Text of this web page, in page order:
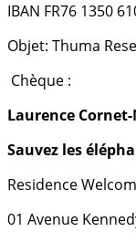
IBAN FR76 1350
Objet: Thuma
Chèque :
Laurence
Sauvez les
Residence
01 Avenue